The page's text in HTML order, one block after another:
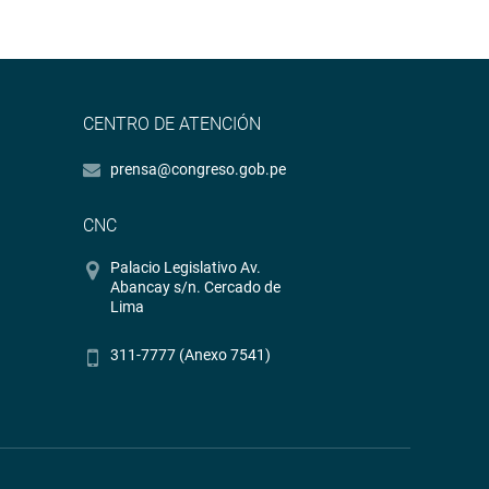
CENTRO DE ATENCIÓN
prensa@congreso.gob.pe
CNC
Palacio Legislativo Av.
Abancay s/n. Cercado de
Lima
311-7777 (Anexo 7541)